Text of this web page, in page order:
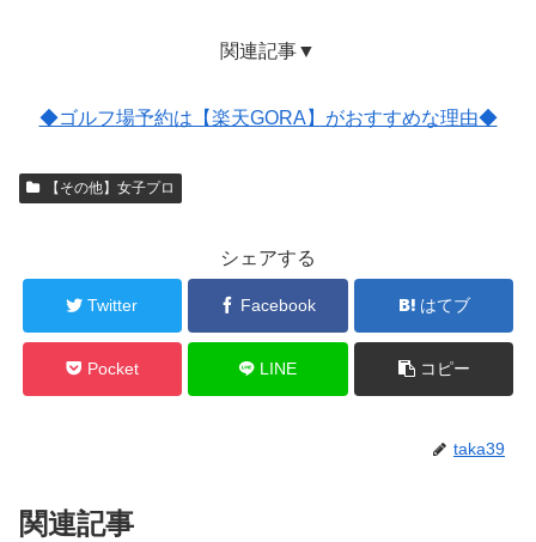
関連記事▼
◆ゴルフ場予約は【楽天GORA】がおすすめな理由◆
【その他】女子プロ
シェアする
Twitter Facebook はてブ
Pocket LINE コピー
taka39
関連記事